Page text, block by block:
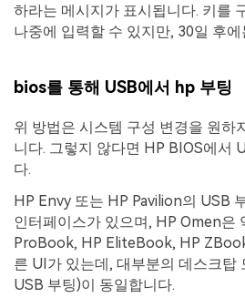
하라는 메시지가 표시됩니다. 키를
나중에 입력할 수 있지만, 30일 후
bios를 통해 USB에서 hp 부팅
위 방법은 시스템 구성 변경을 원하
니다. 그렇지 않다면 HP BIOS에서
다.
HP Envy 또는 HP Pavilion의 USB
인터페이스가 있으며, HP Omen은
ProBook, HP EliteBook, HP
른 UI가 있는데, 대부분의 데스크탑
USB 부팅)이 동일합니다.